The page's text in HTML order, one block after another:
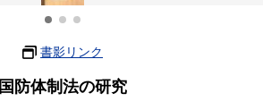
書影リンク
国防体制法の研究